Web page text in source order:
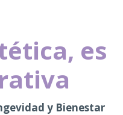
es
y Bienestar